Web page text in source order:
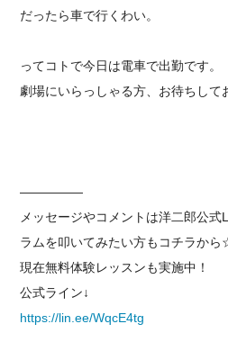
だったら車で行くわい。
ってコトで今日は電車で出勤です。
劇場にいらっしゃる方、お待ちして
—————
メッセージやコメントは洋二郎公
ラムを叩いてみたい方もコチラか
現在無料体験レッスンも実施中！
公式ライン↓
https://lin.ee/WqcE4tg